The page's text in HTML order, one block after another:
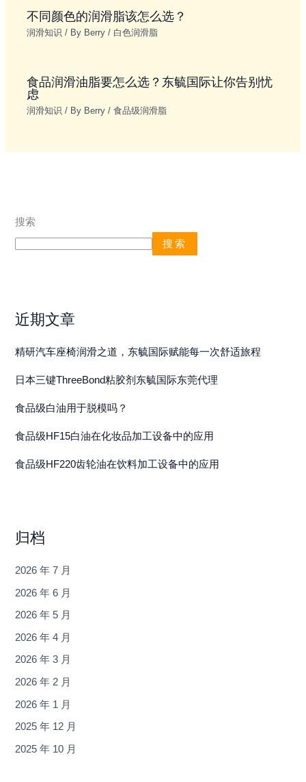
不同颜色的润滑脂该怎么选？
润滑知识 / By Berry/ 白色润滑脂
食品润滑油脂要怎么选？东毓国际让你告别忧
虑
润滑知识 / By Berry/食品级润滑脂
搜索
搜索
近期文章
精研汽车座椅润滑之道，东毓国际赋能每一次舒适旅程
日本三键ThreeBond粘胶剂东毓国际东莞代理
食品级白油用于脱模吗？
食品级HF15白油在化妆品加工设备中的应用
食品级HF220齿轮油在饮料加工设备中的应用
归档
2026 年 7 月
2026 年 6 月
2026 年 5 月
2026 年 4 月
2026 年 3 月
2026 年 2 月
2026 年 1 月
2025 年 12 月
2025 年 10 月